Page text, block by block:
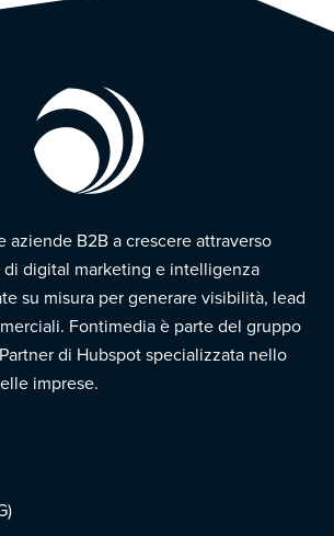
aziende B2B a crescere attraverso
digital marketing e intelligenza
su misura per generare visibilità, lead
Fontimedia è parte del gruppo
di Hubspot specializzata nello
imprese.